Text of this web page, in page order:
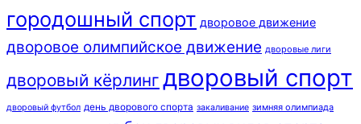
городошный спорт дворовое движение
дворовое олимпийское движение дворовые лиги
дворовый кёрлинг дворовый спорт
дворовый футбол день дворового спорта закаливание зимняя олимпиада